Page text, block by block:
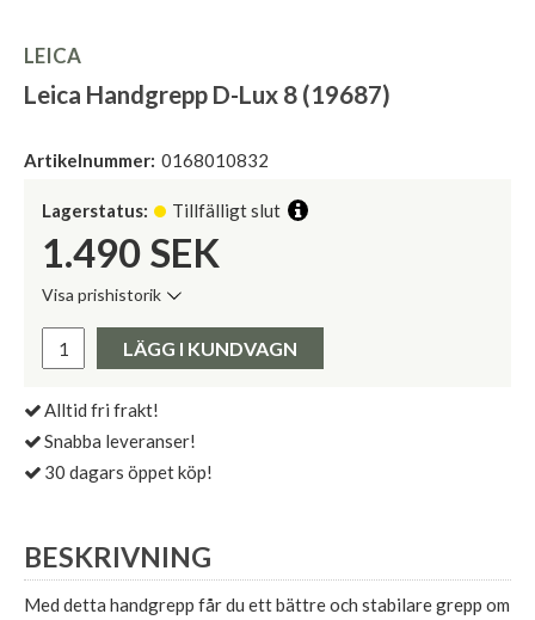
LEICA
Leica Handgrepp D-Lux 8 (19687)
Artikelnummer: 0168010832
Lagerstatus: Tillfälligt slut
1.490 SEK
Visa prishistorik
Pris:
LÄGG I KUNDVAGN
Alltid fri frakt!
Snabba leveranser!
30 dagars öppet köp!
BESKRIVNING
Med detta handgrepp får du ett bättre och stabilare grepp om